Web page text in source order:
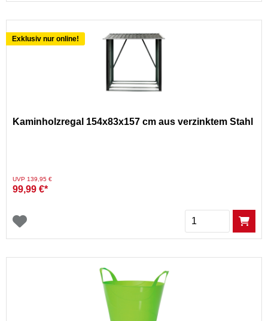
Exklusiv nur online!
Kaminholzregal 154x83x157 cm aus verzinktem Stahl
Preis reduziert von
UVP 139,95 €auf
99,99 €*
Menge